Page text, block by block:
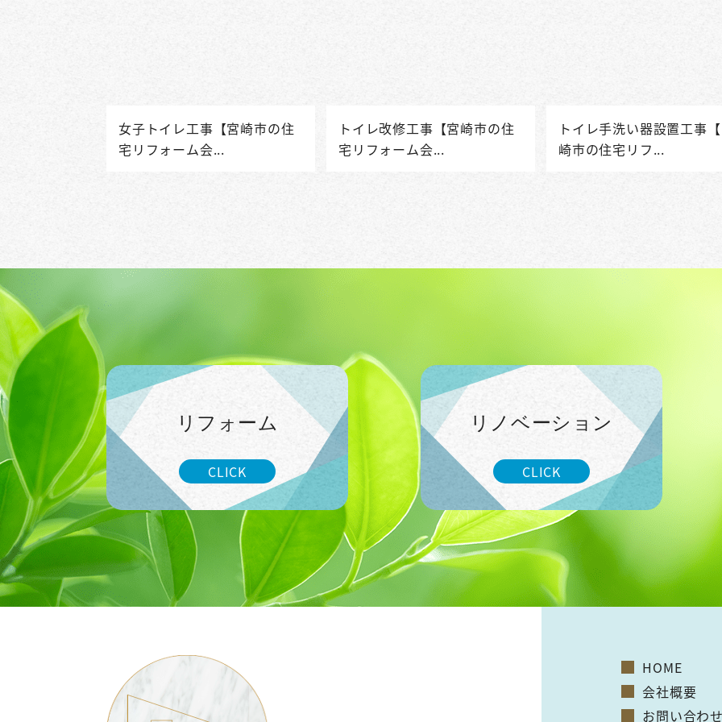
女子トイレ工事【宮崎市の住
宅リフォーム会...
トイレ改修工事【宮崎市の住
宅リフォーム会...
トイレ手洗い器設置工事
崎市の住宅リフ...
リフォーム
CLICK
リノベーション
CLICK
HOME
会社概要
お問い合わ